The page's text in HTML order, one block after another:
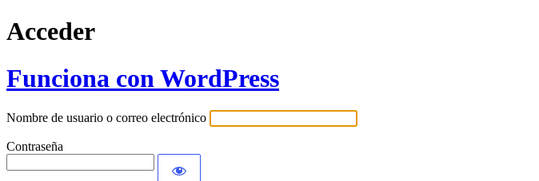
Acceder
Funciona con WordPress
Nombre de usuario o correo electrónico
Contraseña